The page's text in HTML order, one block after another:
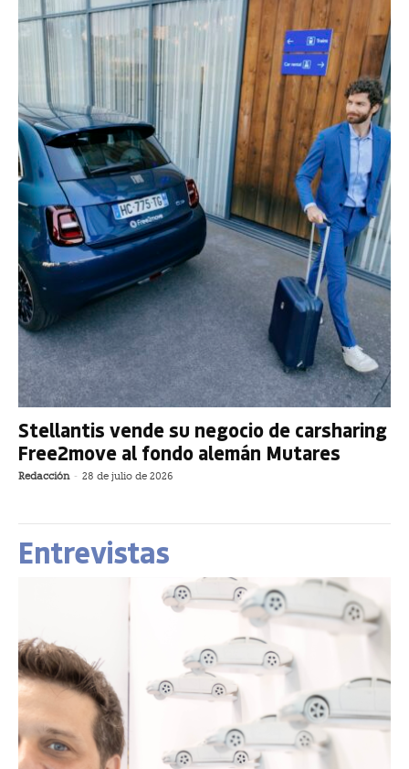
Stellantis vende su negocio de carsharing
Free2move al fondo alemán Mutares
Redacción - 28 de julio de 2026
Entrevistas